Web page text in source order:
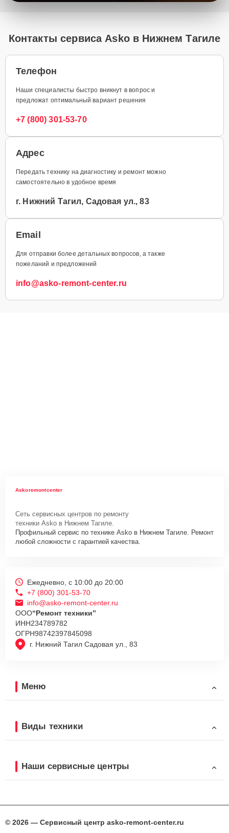
Контакты сервиса Asko в Нижнем Тагиле
Телефон
Наши специалисты быстро вникнут в вопрос и
предложат оптимальный вариант решения
+7 (800) 301-53-70
Адрес
Передать технику на диагностику и ремонт можно
самостоятельно в удобное время
г. Нижний Тагил, Садовая ул., 83
Email
Для отправки более детальных вопросов, а также
пожеланий и предложений
info@asko-remont-center.ru
Askoremontcenter
Сеть сервисных центров по ремонту
техники Asko в Нижнем Тагиле.
Профильный сервис по технике Asko в Нижнем Тагиле. Ремонт
любой сложности с гарантией качества.
г. Нижний Тагил Садовая ул., 83
Ежедневно, с 10:00 до 20:00
+7 (800) 301-53-70
info@asko-remont-center.ru
ООО“Ремонт техники”
ИНН234789782
ОГРН98742397845098
Меню
Виды техники
Наши сервисные центры
© 2026 — Сервисный центр asko-remont-center.ru